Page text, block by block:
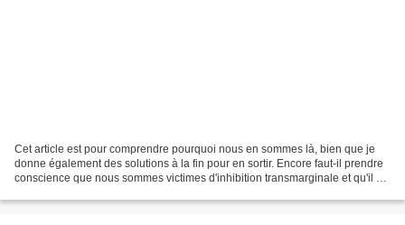
Cet article est pour comprendre pourquoi nous en sommes là, bien que je
donne également des solutions à la fin pour en sortir. Encore faut-il prendre
conscience que nous sommes victimes d'inhibition transmarginale et qu'il est